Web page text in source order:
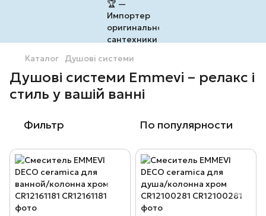
Каталог Душові системи
Душові системи Emmevi – релакс і
стиль у вашій ванні
Фильтр По популярности